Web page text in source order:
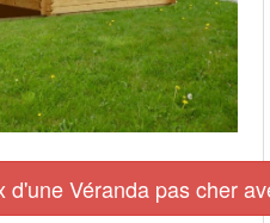
d'une Véranda pas cher